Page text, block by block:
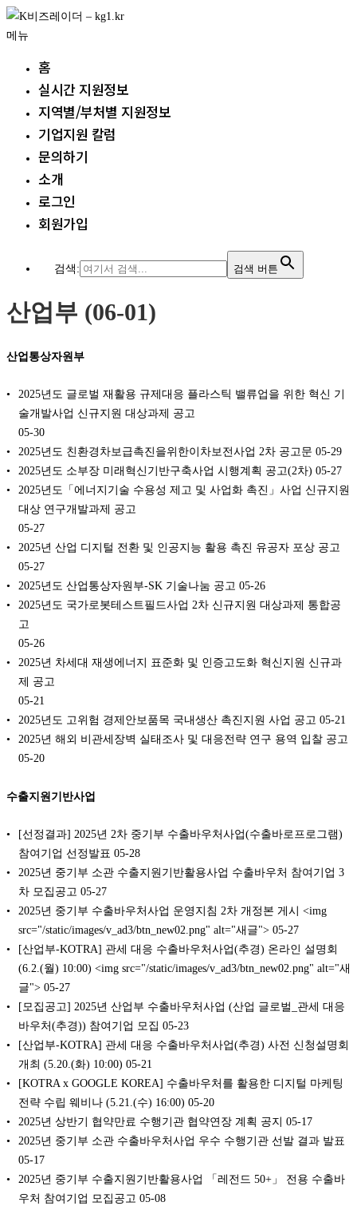
내
용
메뉴
홈
실시간 지원정보
지역별/부처별 지원정보
기업지원 칼럼
문의하기
소개
로그인
회원가입
검색: 검색 버튼
산업부 (06-01)
산업통상자원부
2025년도 글로벌 재활용 규제대응 플라스틱 밸류업을 위한 혁신 기
술개발사업 신규지원 대상과제 공고
05-30
2025년도 친환경차보급촉진을위한이차보전사업 2차 공고문 05-29
2025년도 소부장 미래혁신기반구축사업 시행계획 공고(2차) 05-27
2025년도「에너지기술 수용성 제고 및 사업화 촉진」사업 신규지원
대상 연구개발과제 공고
05-27
2025년 산업 디지털 전환 및 인공지능 활용 촉진 유공자 포상 공고
05-27
2025년도 산업통상자원부-SK 기술나눔 공고 05-26
2025년도 국가로봇테스트필드사업 2차 신규지원 대상과제 통합공
고
05-26
2025년 차세대 재생에너지 표준화 및 인증고도화 혁신지원 신규과
제 공고
05-21
2025년도 고위험 경제안보품목 국내생산 촉진지원 사업 공고 05-21
2025년 해외 비관세장벽 실태조사 및 대응전략 연구 용역 입찰 공고
05-20
수출지원기반사업
[선정결과] 2025년 2차 중기부 수출바우처사업(수출바로프로그램)
참여기업 선정발표 05-28
2025년 중기부 소관 수출지원기반활용사업 수출바우처 참여기업 3
차 모집공고 05-27
2025년 중기부 수출바우처사업 운영지침 2차 개정본 게시 <img
src="/static/images/v_ad3/btn_new02.png" alt="새글"> 05-27
[산업부-KOTRA] 관세 대응 수출바우처사업(추경) 온라인 설명회
(6.2.(월) 10:00) <img src="/static/images/v_ad3/btn_new02.png" alt="새
글"> 05-27
[모집공고] 2025년 산업부 수출바우처사업 (산업 글로벌_관세 대응
바우처(추경)) 참여기업 모집 05-23
[산업부-KOTRA] 관세 대응 수출바우처사업(추경) 사전 신청설명회
개최 (5.20.(화) 10:00) 05-21
[KOTRA x GOOGLE KOREA] 수출바우처를 활용한 디지털 마케팅
전략 수립 웨비나 (5.21.(수) 16:00) 05-20
2025년 상반기 협약만료 수행기관 협약연장 계획 공지 05-17
2025년 중기부 소관 수출바우처사업 우수 수행기관 선발 결과 발표
05-17
2025년 중기부 수출지원기반활용사업 「레전드 50+」 전용 수출바
우처 참여기업 모집공고 05-08